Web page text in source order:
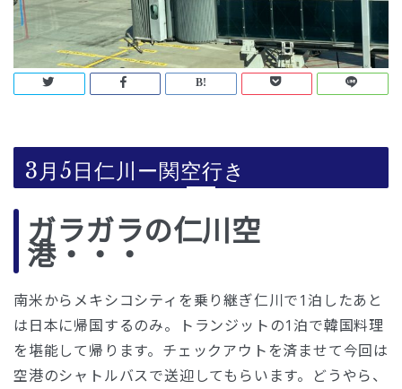
3月5日仁川ー関空行き
ガラガラの仁川空
港・・・
南米からメキシコシティを乗り継ぎ仁川で1泊したあと
は日本に帰国するのみ。トランジットの1泊で韓国料理
を堪能して帰ります。チェックアウトを済ませて今回は
空港のシャトルバスで送迎してもらいます。どうやら、